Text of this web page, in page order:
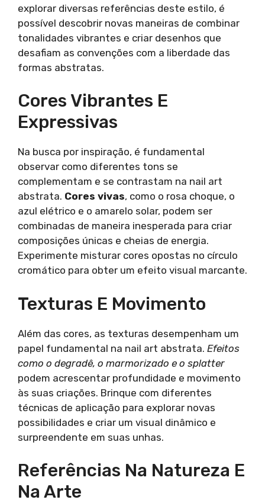
explorar diversas referências deste estilo, é
possível descobrir novas maneiras de combinar
tonalidades vibrantes e criar desenhos que
desafiam as convenções com a liberdade das
formas abstratas.
Cores Vibrantes E
Expressivas
Na busca por inspiração, é fundamental
observar como diferentes tons se
complementam e se contrastam na nail art
abstrata. Cores vivas, como o rosa choque, o
azul elétrico e o amarelo solar, podem ser
combinadas de maneira inesperada para criar
composições únicas e cheias de energia.
Experimente misturar cores opostas no círculo
cromático para obter um efeito visual marcante.
Texturas E Movimento
Além das cores, as texturas desempenham um
papel fundamental na nail art abstrata. Efeitos
como o degradê, o marmorizado e o splatter
podem acrescentar profundidade e movimento
às suas criações. Brinque com diferentes
técnicas de aplicação para explorar novas
possibilidades e criar um visual dinâmico e
surpreendente em suas unhas.
Referências Na Natureza E
Na Arte